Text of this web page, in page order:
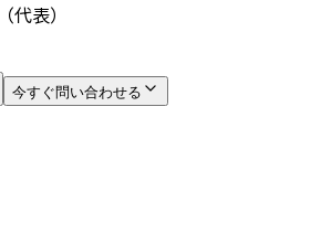
表）
今すぐ問い合わせる